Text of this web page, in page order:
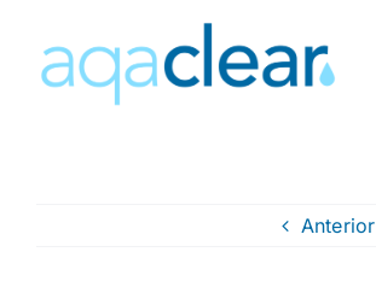
contenido
Anterior